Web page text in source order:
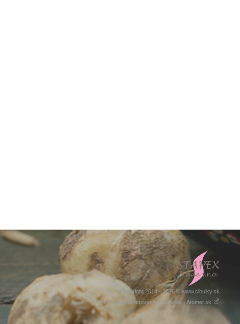
Copyright 2014 - 2026 © www.cibulky.sk
Tvorba internetových obchodov - Atomer.sk